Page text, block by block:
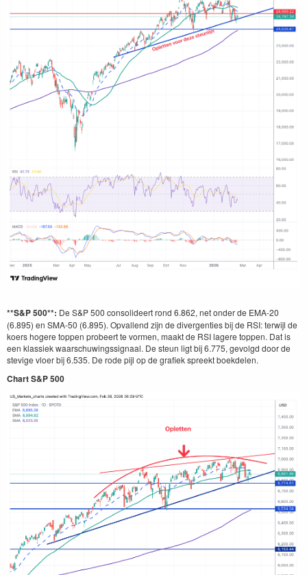
**S&P 500**: De S&P 500 consolideert rond 6.862, net onder de EMA-20
(6.895) en SMA-50 (6.895). Opvallend zijn de divergenties bij de RSI: terwijl de
koers hogere toppen probeert te vormen, maakt de RSI lagere toppen. Dat is
een klassiek waarschuwingssignaal. De steun ligt bij 6.775, gevolgd door de
stevige vloer bij 6.535. De rode pijl op de grafiek spreekt boekdelen.
Chart S&P 500